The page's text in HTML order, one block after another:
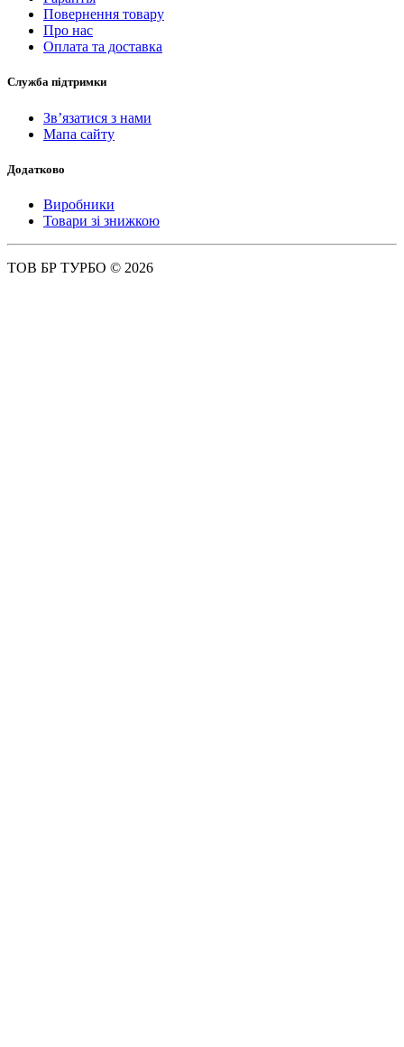
Повернення товару
Про нас
Оплата та доставка
Служба підтримки
Зв’язатися з нами
Мапа сайту
Додатково
Виробники
Товари зі знижкою
ТОВ БР ТУРБО © 2026